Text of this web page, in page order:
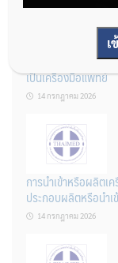
รู้หรือไม่? ผลิตภัณฑ์
เป็นเครื่องมือแพทย์
14 กรกฎาคม 2026
การนำเข้าหรือผลิตเ
ประกอบผลิตหรือนำ
14 กรกฎาคม 2026
เ